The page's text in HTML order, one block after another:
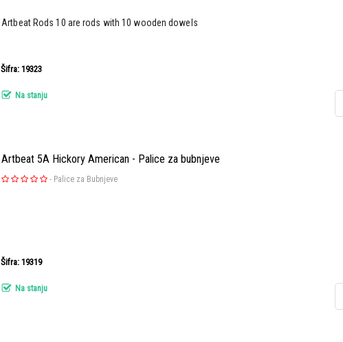
Artbeat Rods 10 are rods with 10 wooden dowels
Šifra: 19323
Na stanju
Artbeat 5A Hickory American - Palice za bubnjeve
- Palice za Bubnjeve
Šifra: 19319
Na stanju